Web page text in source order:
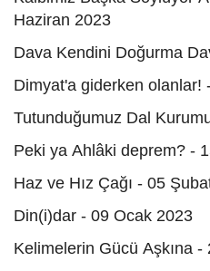
Haziran 2023
Dava Kendini Doğurma
Dimyat'a giderken olanlar!
Tutunduğumuz Dal
Peki ya Ahlâki deprem? -
Haz ve Hız Çağı - 05
Din(i)dar - 09 Ocak 2023
Kelimelerin Gücü Aşkına -